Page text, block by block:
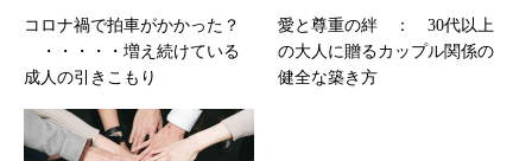
コロナ禍で拍車がかかった？
・・・・・増え続けている
成人の引きこもり
愛と尊重の絆 ： 30代以上
の大人に贈るカップル関係の
健全な築き方